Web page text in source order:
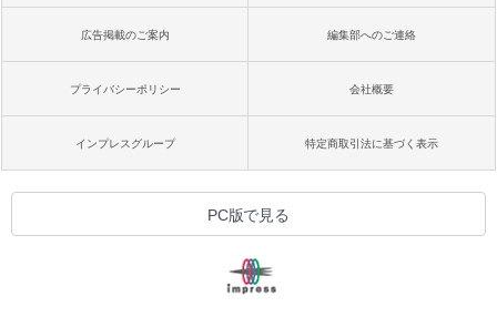
広告掲載のご案内 編集部へのご連絡
プライバシーポリシー 会社概要
インプレスグループ 特定商取引法に基づく表示
PC版で見る